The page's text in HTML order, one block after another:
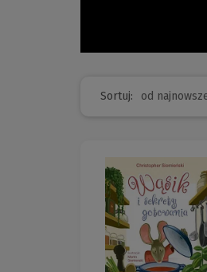
Sortuj: